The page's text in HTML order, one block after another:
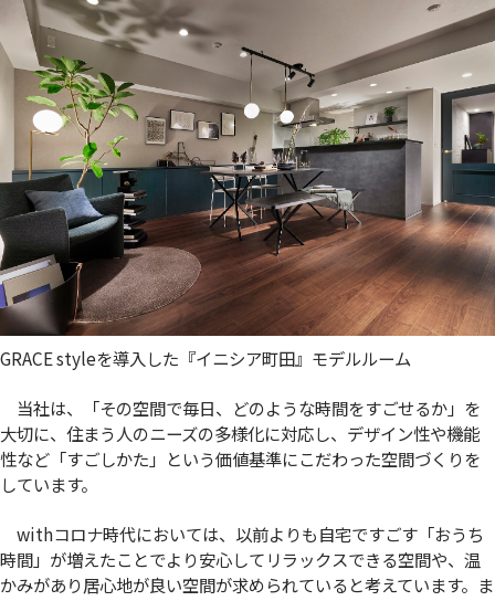
GRACE styleを導入した『イニシア町田』モデルルーム
当社は、「その空間で毎日、どのような時間をすごせるか」を
大切に、住まう人のニーズの多様化に対応し、デザイン性や機能
性など「すごしかた」という価値基準にこだわった空間づくりを
しています。
withコロナ時代においては、以前よりも自宅ですごす「おうち
時間」が増えたことでより安心してリラックスできる空間や、温
かみがあり居心地が良い空間が求められていると考えています。ま